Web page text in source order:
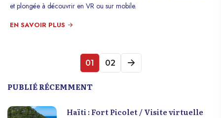
et plongée à découvrir en VR ou sur mobile.
EN SAVOIR PLUS
01 02
PUBLIÉ RÉCEMMENT
Haïti : Fort Picolet / Visite virtuelle